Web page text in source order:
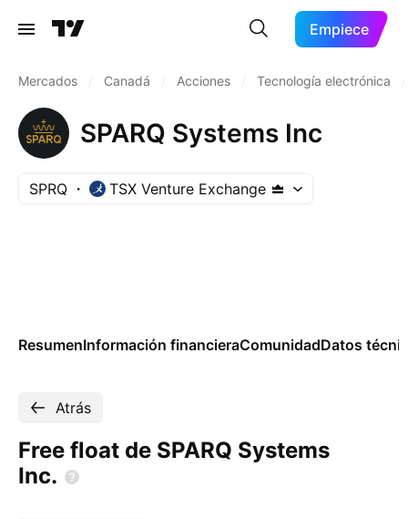
Empiece
Mercados Canadá Acciones Tecnología electrónica
SPARQ Systems Inc
SPRQ TSX Venture Exchange
ResumenInformación financieraComunidadDatos
Atrás
Free float de SPARQ Systems
Inc.